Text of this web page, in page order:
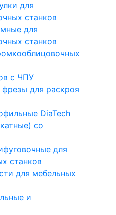
для
станков
для
станков
с ЧПУ
для раскроя
DiaTech
со
для
станков
для мебельных
и